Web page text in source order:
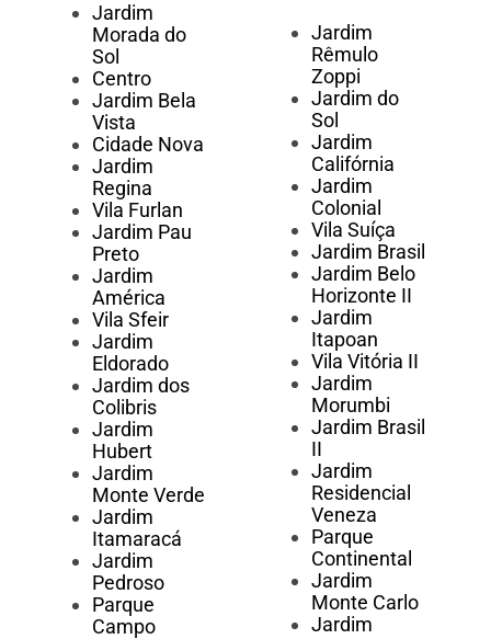
Jardim
Morada do
Sol
Centro
Jardim Bela
Vista
Cidade Nova
Jardim
Regina
Vila Furlan
Jardim Pau
Preto
Jardim
América
Vila Sfeir
Jardim
Eldorado
Jardim dos
Colibris
Jardim
Hubert
Jardim
Monte Verde
Jardim
Itamaracá
Jardim
Pedroso
Parque
Campo
Jardim
Rêmulo
Zoppi
Jardim do
Sol
Jardim
Califórnia
Jardim
Colonial
Vila Suíça
Jardim Brasil
Jardim Belo
Horizonte II
Jardim
Itapoan
Vila Vitória II
Jardim
Morumbi
Jardim Brasil
II
Jardim
Residencial
Veneza
Parque
Continental
Jardim
Monte Carlo
Jardim